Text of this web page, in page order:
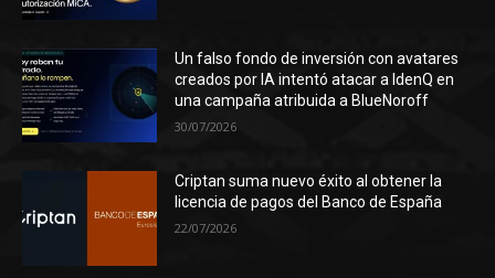
Un falso fondo de inversión con avatares
creados por IA intentó atacar a IdenQ en
una campaña atribuida a BlueNoroff
30/07/2026
Criptan suma nuevo éxito al obtener la
licencia de pagos del Banco de España
22/07/2026